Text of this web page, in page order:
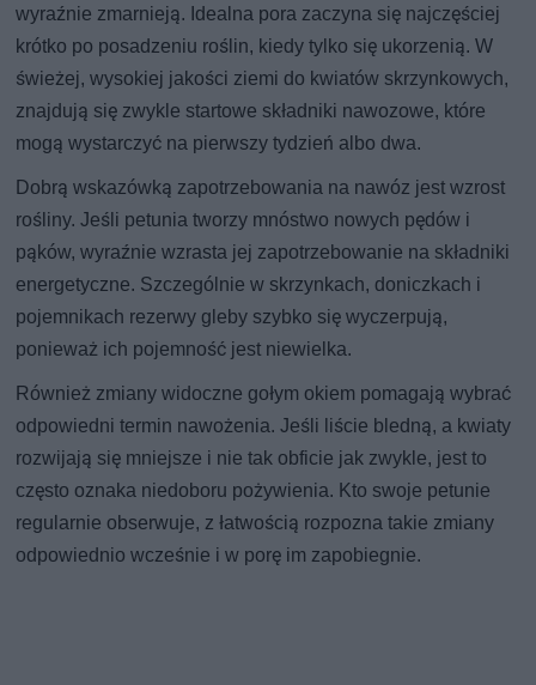
wyraźnie zmarnieją. Idealna pora zaczyna się najczęściej
krótko po posadzeniu roślin, kiedy tylko się ukorzenią. W
świeżej, wysokiej jakości ziemi do kwiatów skrzynkowych,
znajdują się zwykle startowe składniki nawozowe, które
mogą wystarczyć na pierwszy tydzień albo dwa.
Dobrą wskazówką zapotrzebowania na nawóz jest wzrost
rośliny. Jeśli petunia tworzy mnóstwo nowych pędów i
pąków, wyraźnie wzrasta jej zapotrzebowanie na składniki
energetyczne. Szczególnie w skrzynkach, doniczkach i
pojemnikach rezerwy gleby szybko się wyczerpują,
ponieważ ich pojemność jest niewielka.
Również zmiany widoczne gołym okiem pomagają wybrać
odpowiedni termin nawożenia. Jeśli liście bledną, a kwiaty
rozwijają się mniejsze i nie tak obficie jak zwykle, jest to
często oznaka niedoboru pożywienia. Kto swoje petunie
regularnie obserwuje, z łatwością rozpozna takie zmiany
odpowiednio wcześnie i w porę im zapobiegnie.